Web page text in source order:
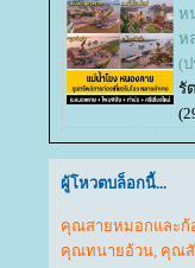
ห
ห
(
รั
ผู้โหวตบล็อกนี้...
คุณสายหมอกและก้
คุณทนายอ้วน, คุณสั